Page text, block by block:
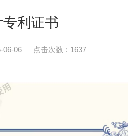
利证书
06-06 点击次数：1637